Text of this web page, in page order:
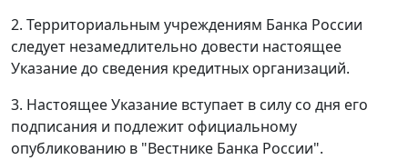
2. Территориальным учреждениям Банка России
следует незамедлительно довести настоящее
Указание до сведения кредитных организаций.
3. Настоящее Указание вступает в силу со дня его
подписания и подлежит официальному
опубликованию в "Вестнике Банка России".